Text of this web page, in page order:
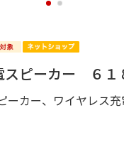
1 2
スピーカー ６１
ーカー、ワイヤレス